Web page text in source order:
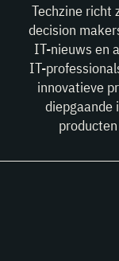
Techzine richt
decision
IT-nieuws en
IT-
innovatieve
diepgaande